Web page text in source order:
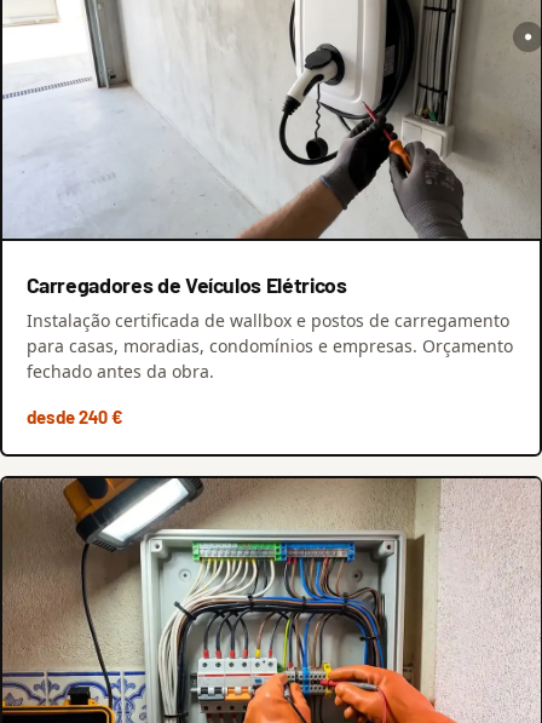
Carregadores de Veículos Elétricos
Instalação certificada de wallbox e postos de carregamento
para casas, moradias, condomínios e empresas. Orçamento
fechado antes da obra.
desde 240 €